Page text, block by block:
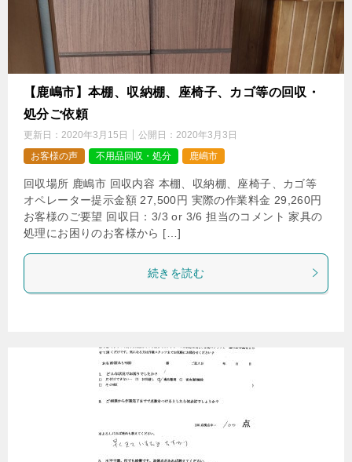
【鹿嶋市】本棚、収納棚、座椅子、カゴ等の回収・
処分ご依頼
更新日： 2020年3月15日 公開日： 2020年3月3日
お客様の声
不用品回収・処分 鹿嶋市
回収場所 鹿嶋市 回収内容 本棚、収納棚、座椅子、カゴ等
オペレーター提示金額 27,500円 実際の作業料金 29,260円
お客様のご要望 回収日：3/3 or 3/6 担当のコメント 家具の
処理にお困りのお客様から […]
続きを読む